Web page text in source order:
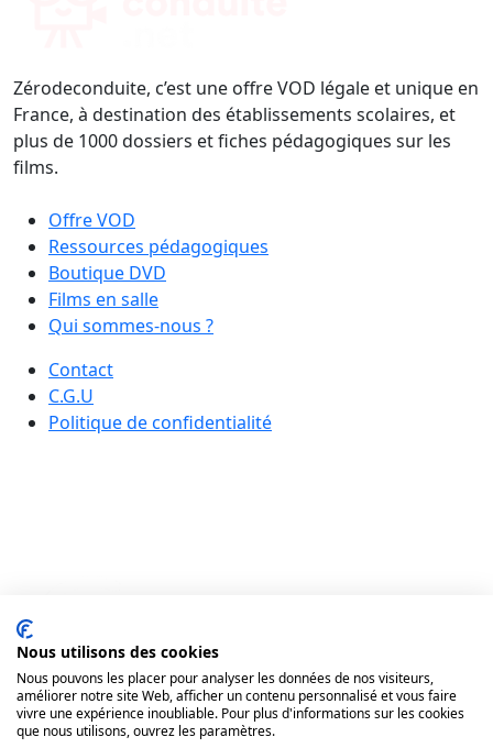
Zérodeconduite, c’est une offre VOD légale et unique en
France, à destination des établissements scolaires, et
plus de 1000 dossiers et fiches pédagogiques sur les
films.
Offre VOD
Ressources pédagogiques
Boutique DVD
Films en salle
Qui sommes-nous ?
Contact
C.G.U
Politique de confidentialité
Nous utilisons des cookies
Nous pouvons les placer pour analyser les données de nos visiteurs,
améliorer notre site Web, afficher un contenu personnalisé et vous faire
vivre une expérience inoubliable. Pour plus d'informations sur les cookies
que nous utilisons, ouvrez les paramètres.